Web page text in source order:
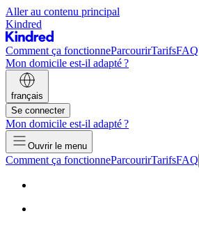
Aller au contenu principal
Kindred
Comment ça fonctionneParcourirTarifsFAQ
Mon domicile est-il adapté ?
français
Se connecter
Mon domicile est-il adapté ?
Ouvrir le menu
Comment ça fonctionneParcourirTarifsFAQ